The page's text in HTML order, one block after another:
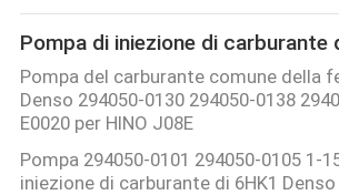
Pompa di iniezione di carburante
Pompa del carburante comune della
Denso 294050-0130 294050-0138
E0020 per HINO J08E
Pompa 294050-0101 294050-0105 1-
iniezione di carburante di 6HK1 Denso